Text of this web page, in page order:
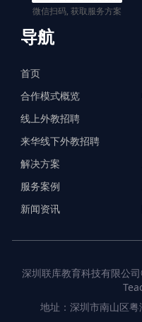
微信扫码, 获取服务方案
导航
首页
合作模式概览
线上外教招聘
来华线下外教招聘
解决方案
服务案例
新闻资讯
深圳联库教育科技有限
地址：深圳市南山区